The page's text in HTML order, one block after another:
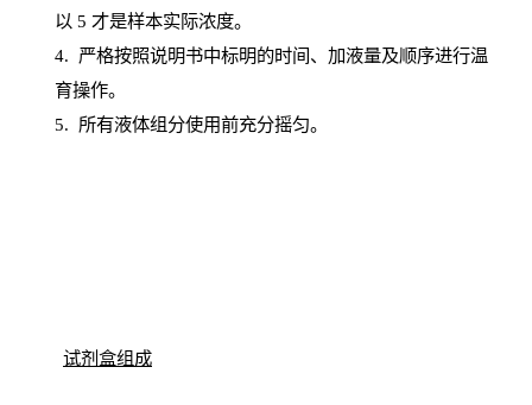
以 5 才是样本实际浓度。
4. 严格按照说明书中标明的时间、加液量及顺序进行温
育操作。
5. 所有液体组分使用前充分摇匀。
试剂盒组成